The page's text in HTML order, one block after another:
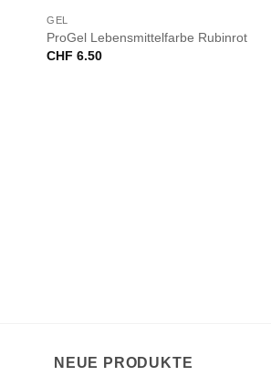
GEL
ProGel Lebensmittelfarbe Rubinrot
CHF 6.50
NEUE PRODUKTE